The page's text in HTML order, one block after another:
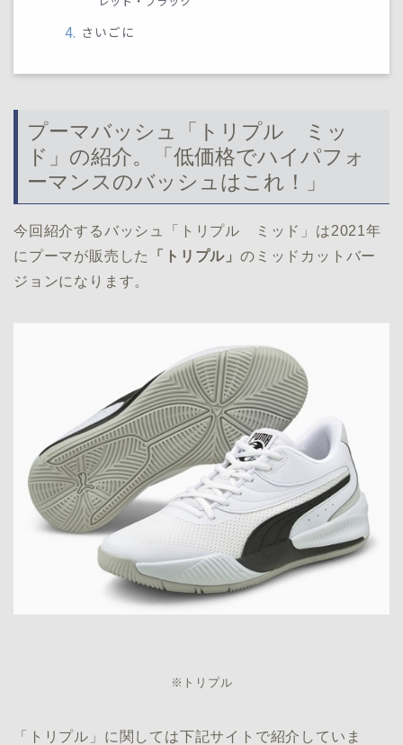
さいごに
プーマバッシュ「トリプル ミッ
ド」の紹介。「低価格でハイパフォ
ーマンスのバッシュはこれ！」
今回紹介するバッシュ「トリプル ミッド」は2021年
にプーマが販売した
「トリプル」のミッドカットバー
ジョンになります。
※トリプル
「トリプル」に関しては下記サイトで紹介していま